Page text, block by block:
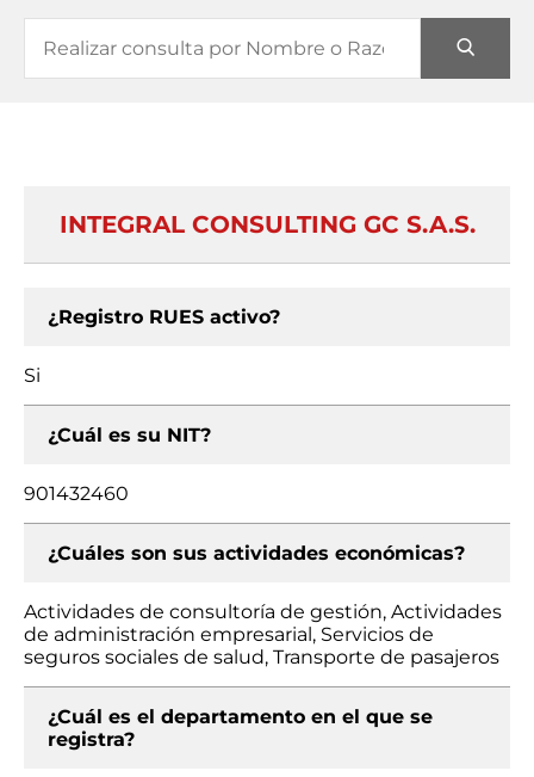
INTEGRAL CONSULTING GC S.A.S.
¿Registro RUES activo?
Si
¿Cuál es su NIT?
901432460
¿Cuáles son sus actividades económicas?
Actividades de consultoría de gestión, Actividades
de administración empresarial, Servicios de
seguros sociales de salud, Transporte de pasajeros
¿Cuál es el departamento en el que se
registra?